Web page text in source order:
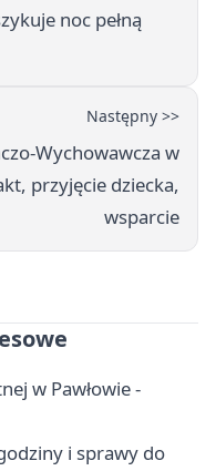
noc pełną
Następny >>
Wychowawcza w
przyjęcie dziecka,
wsparcie
w Pawłowie -
i sprawy do